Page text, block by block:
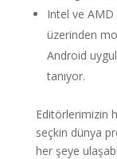
Intel ve AMD
üzerinden
Android
tanıyor.
Editörlerimizin
seçkin dünya
her şeye